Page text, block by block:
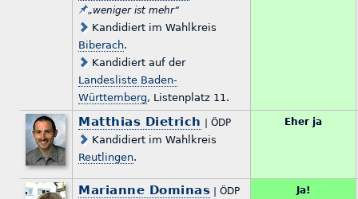
„weniger ist mehr“
Kandidiert im Wahlkreis
Biberach.
Kandidiert auf der
Landesliste Baden-
Württemberg, Listenplatz 11.
Matthias Dietrich | ÖDP
Kandidiert im Wahlkreis
Reutlingen.
Eher ja
Marianne Dominas | ÖDP Ja!